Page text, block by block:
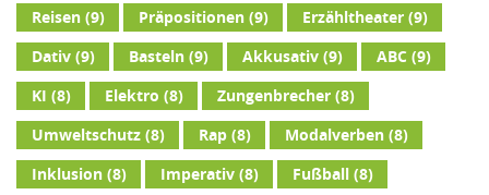
Reisen(9) Präpositionen(9) Erzähltheater(9)
Dativ(9) Basteln(9) Akkusativ(9) ABC (9)
KI (8) Elektro (8) Zungenbrecher(8)
Umweltschutz(8) Rap(8) Modalverben(8)
Inklusion(8) Imperativ(8) Fußball(8)